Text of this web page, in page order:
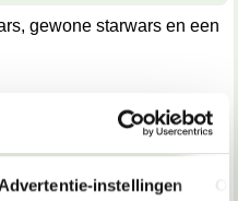
instellingen
gewone starwars en een